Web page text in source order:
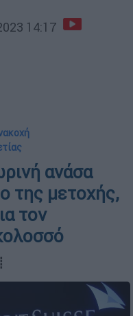
14:17
ανάσα
της μετοχής,
τον